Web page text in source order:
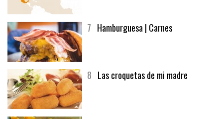
7 Hamburguesa | Carnes
8 Las croquetas de mi madre